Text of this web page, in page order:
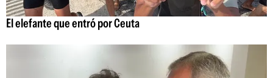
El elefante que entró por Ceuta